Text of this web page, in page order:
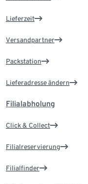
Lieferzeit
Versandpartner
Packstation
Lieferadresse ändern
Filialabholung
Click & Collect
Filialreservierung
Filialfinder